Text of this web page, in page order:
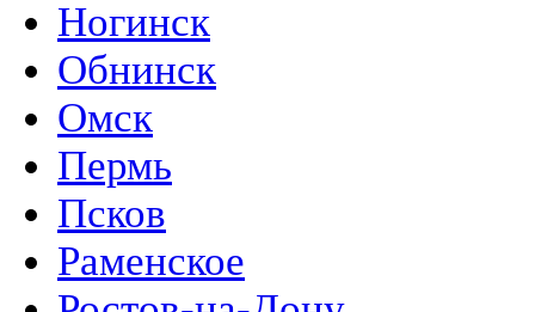
Ногинск
Обнинск
Омск
Пермь
Псков
Раменское